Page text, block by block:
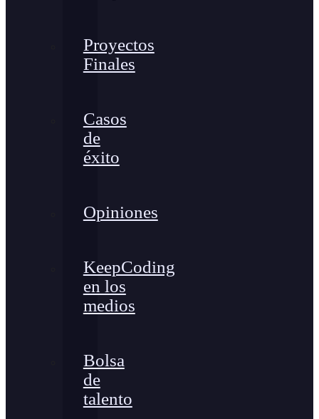
Proyectos
Finales
Casos
de
éxito
Opiniones
KeepCoding
en los
medios
Bolsa
de
talento